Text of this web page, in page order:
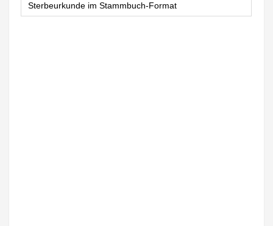
Sterbeurkunde im Stammbuch-Format